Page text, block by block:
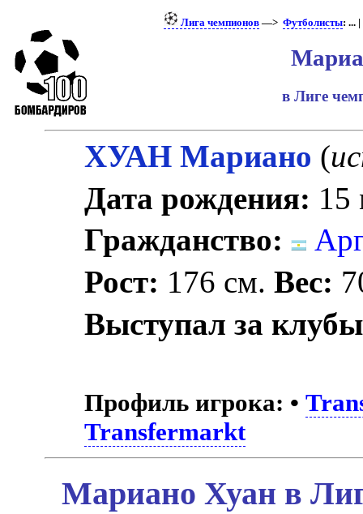
Лига чемпионов—> Футболисты: ... |
в Лиге
ХУАН Мариано (
Дата рождения: 15
Гражданство:
Рост: 176 см.Вес:
Выступал за
Профиль игрока: •
Transfermarkt
Мариано Хуан в